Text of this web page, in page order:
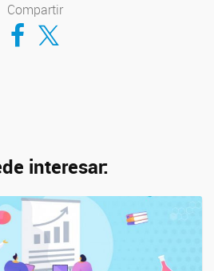
Compartir
Compartir en Facebook
Compartir en Twitter
interesar: